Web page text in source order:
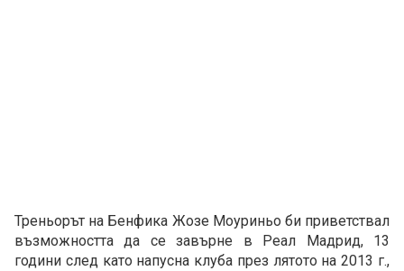
Треньорът на Бенфика Жозе Моуриньо би приветствал
възможността да се завърне в Реал Мадрид, 13
години след като напусна клуба през лятото на 2013 г.,